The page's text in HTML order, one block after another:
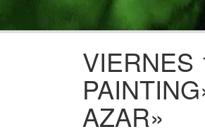
VIERNES
AZAR»